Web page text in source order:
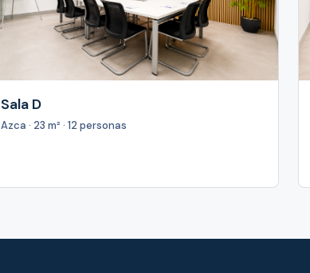
Sala D
Azca · 23 m² · 12 personas